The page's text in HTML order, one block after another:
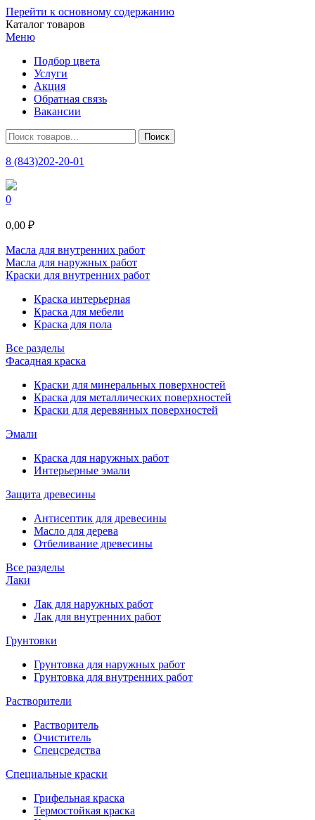
Перейти к основному содержанию
Каталог товаров
Меню
Подбор цвета
Услуги
Акция
Обратная связь
Вакансии
8 (843)202-20-01
0
0,00 ₽
Масла для внутренних работ
Масла для наружных работ
Краски для внутренних работ
Краска интерьерная
Краска для мебели
Краска для пола
Все разделы
Фасадная краска
Краски для минеральных поверхностей
Краска для металлических поверхностей
Краски для деревянных поверхностей
Эмали
Краска для наружных работ
Интерьерные эмали
Защита древесины
Антисептик для древесины
Масло для дерева
Отбеливание древесины
Все разделы
Лаки
Лак для наружных работ
Лак для внутренних работ
Грунтовки
Грунтовка для наружных работ
Грунтовка для внутренних работ
Растворители
Растворитель
Очиститель
Спецсредства
Специальные краски
Грифельная краска
Термостойкая краска